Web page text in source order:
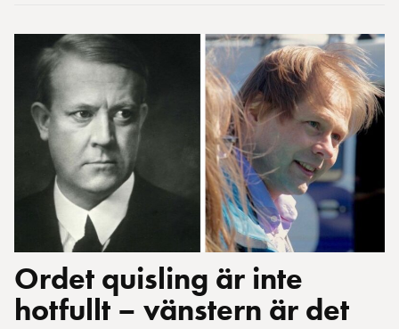
Ordet quisling är inte
hotfullt – vänstern är det